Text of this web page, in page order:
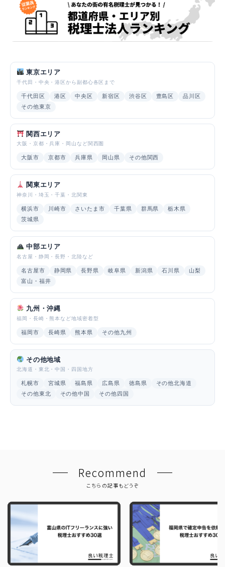
東京エリア
千代田・中央・港区から副都心各区まで
千代田区 港区 中央区 新宿区 渋谷区 豊島区
品川区
その他東京
関西エリア
大阪・京都・兵庫・岡山など関西圏
大阪市 京都市 兵庫県 岡山県 その他関西
関東エリア
神奈川・埼玉・千葉・北関東
横浜市 川崎市 さいたま市 千葉県 群馬県
栃木県
茨城県
中部エリア
名古屋・静岡・長野・北陸など
名古屋市 静岡県 長野県 岐阜県 新潟県 石川県
山梨
富山・福井
九州・沖縄
福岡・長崎・熊本など地域密着型
福岡市 長崎県 熊本県 その他九州
その他地域
北海道・東北・中国・四国地方
札幌市 宮城県 福島県 広島県 徳島県
その他北海道
その他東北
その他中国 その他四国
Recommend
こちらの記事もどうぞ